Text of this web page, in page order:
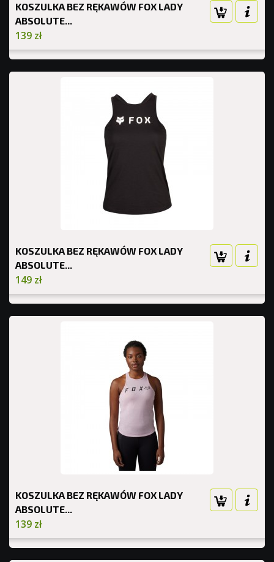
KOSZULKA BEZ RĘKAWÓW FOX LADY
ABSOLUTE...
139 zł
KOSZULKA BEZ RĘKAWÓW FOX LADY
ABSOLUTE...
149 zł
KOSZULKA BEZ RĘKAWÓW FOX LADY
ABSOLUTE...
139 zł